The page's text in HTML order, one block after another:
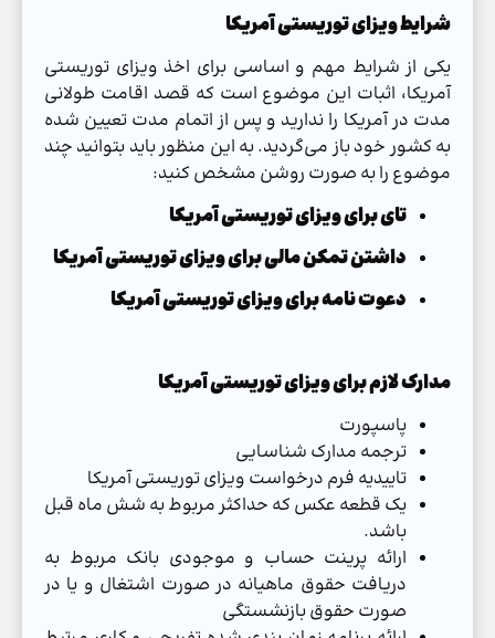
شرایط ویزای توریستی آمریکا
یکی از شرایط مهم و اساسی برای اخذ ویزای توریستی
آمریکا، اثبات این موضوع است که قصد اقامت طولانی
مدت در آمریکا را ندارید و پس از اتمام مدت تعیین شده
به کشور خود باز می‌گردید. به این منظور باید بتوانید چند
موضوع را به صورت روشن مشخص کنید:
تای برای ویزای توریستی آمریکا
داشتن تمکن مالی برای ویزای توریستی آمریکا
دعوت نامه برای ویزای توریستی آمریکا
مدارک لازم برای ویزای توریستی آمریکا
پاسپورت
ترجمه مدارک شناسایی
تاییدیه فرم درخواست ویزای توریستی آمریکا
یک قطعه عکس که حداکثر مربوط به شش ماه قبل
باشد.
ارائه پرینت حساب و موجودی بانک مربوط به
دریافت حقوق ماهیانه در صورت اشتغال و یا در
صورت حقوق بازنشستگی